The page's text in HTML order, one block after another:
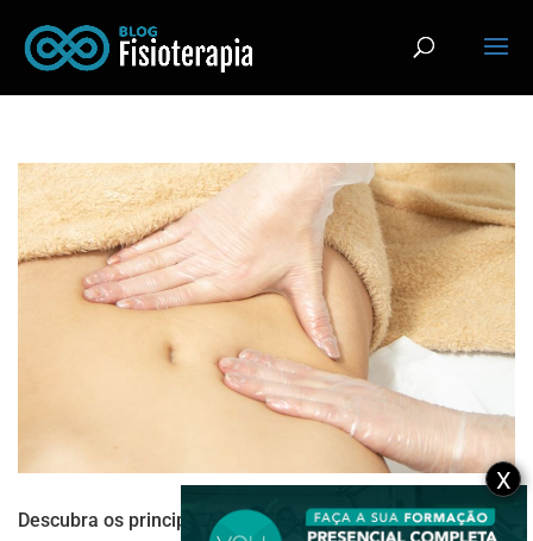
Descubra os principais pontos sobre a drenagem linfática
X